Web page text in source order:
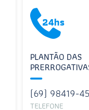
PLANTÃO DAS
(69) 98419-
TELEFONE